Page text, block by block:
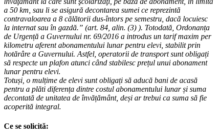
a 50 km, sau li se asigură decontarea sumei ce reprezintă
contravaloarea a 8 călătorii dus-întors pe semestru, dacă locuiesc
la internat sau în gazdă.” (art. 84, alin. (3) ). Totodată, Ordonanța
de Urgență a Guvernului nr. 69/2016 a introdus un tarif maxim per
kilometru aferent abonamentului lunar pentru elevi, stabilit prin
hotărâre a Guvernului. Astfel, operatorii de transport sunt obligați
să respecte un plafon atunci când stabilesc prețul unui abonament
lunar pentru elevi.
Totuși, o mulțime de elevi sunt obligați să aducă bani de acasă
pentru a plăti diferența dintre costul abonamentului lunar și suma
decontată de unitatea de învățământ, deși ar trebui ca suma să fie
acoperită integral.
Ce se solicită: